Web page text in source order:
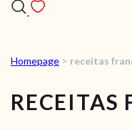
Homepage > receitas
RECEITAS